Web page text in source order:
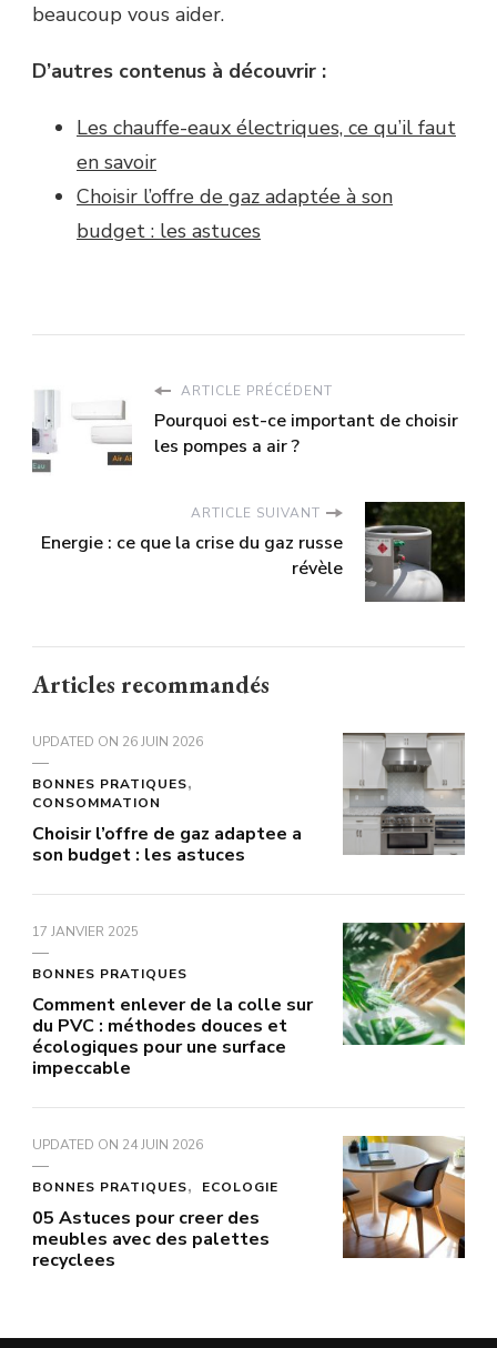
beaucoup vous aider.
D’autres contenus à découvrir :
Les chauffe-eaux électriques, ce qu’il faut
en savoir
Choisir l’offre de gaz adaptée à son
budget : les astuces
ARTICLE PRÉCÉDENT
Pourquoi est-ce important de choisir
les pompes a air ?
ARTICLE SUIVANT
Energie : ce que la crise du gaz russe
révèle
Articles recommandés
UPDATED ON 26 JUIN 2026
BONNES PRATIQUES
CONSOMMATION
Choisir l’offre de gaz adaptee a
son budget : les astuces
17 JANVIER 2025
BONNES PRATIQUES
Comment enlever de la colle sur
du PVC : méthodes douces et
écologiques pour une surface
impeccable
UPDATED ON 24 JUIN 2026
BONNES PRATIQUES ECOLOGIE
05 Astuces pour creer des
meubles avec des palettes
recyclees